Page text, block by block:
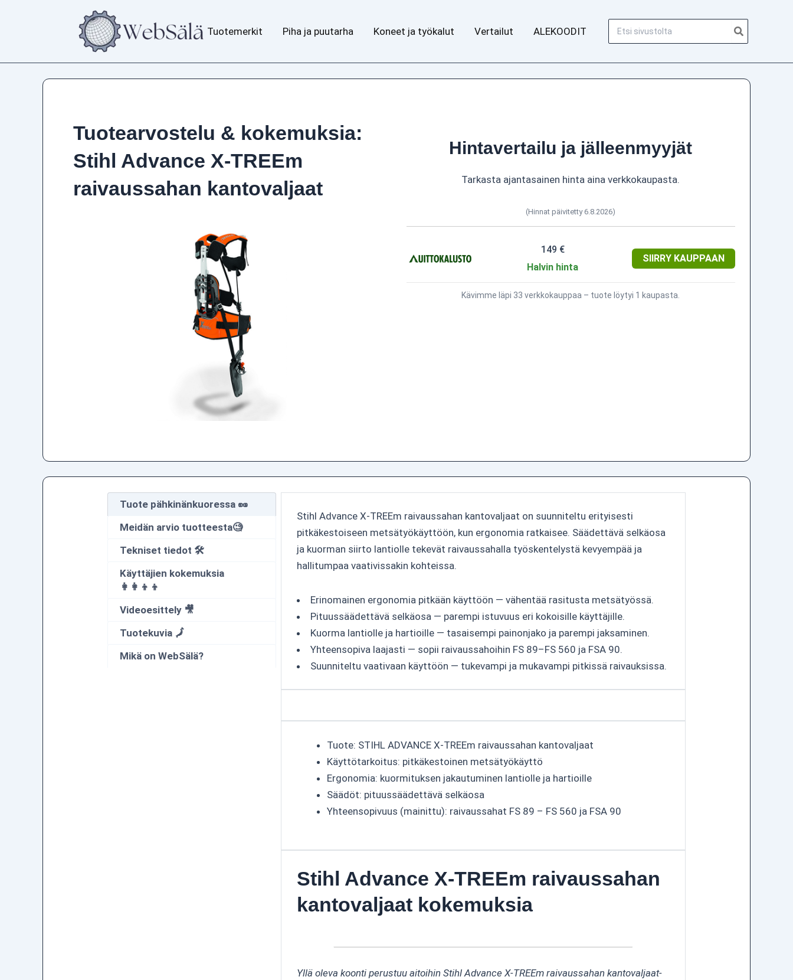
Tuotemerkit Piha ja puutarha Koneet ja työkalut Vertailut ALEKOODIT
Tuotearvostelu & kokemuksia:
Stihl Advance X-TREEm
raivaussahan kantovaljaat
Hintavertailu ja jälleenmyyjät
Tarkasta ajantasainen hinta aina verkkokaupasta.
(Hinnat päivitetty 6.8.2026)
149 €
Halvin hinta
SIIRRY KAUPPAAN
Kävimme läpi 33 verkkokauppaa – tuote löytyi 1 kaupasta.
Tuote pähkinänkuoressa 🥜
Meidän arvio tuotteesta🧐
Tekniset tiedot 🛠
Käyttäjien kokemuksia
👩‍👩‍👦‍👦
Videoesittely 🎥
Tuotekuvia 🗾
Mikä on WebSälä?
Stihl Advance X-TREEm raivaussahan kantovaljaat on suunniteltu erityisesti
pitkäkestoiseen metsätyökäyttöön, kun ergonomia ratkaisee. Säädettävä selkäosa
ja kuorman siirto lantiolle tekevät raivaussahalla työskentelystä kevyempää ja
hallitumpaa vaativissakin kohteissa.
Erinomainen ergonomia pitkään käyttöön — vähentää rasitusta metsätyössä.
Pituussäädettävä selkäosa — parempi istuvuus eri kokoisille käyttäjille.
Kuorma lantiolle ja hartioille — tasaisempi painonjako ja parempi jaksaminen.
Yhteensopiva laajasti — sopii raivaussahoihin FS 89–FS 560 ja FSA 90.
Suunniteltu vaativaan käyttöön — tukevampi ja mukavampi pitkissä raivauksissa.
Tuote: STIHL ADVANCE X-TREEm raivaussahan kantovaljaat
Käyttötarkoitus: pitkäkestoinen metsätyökäyttö
Ergonomia: kuormituksen jakautuminen lantiolle ja hartioille
Säädöt: pituussäädettävä selkäosa
Yhteensopivuus (mainittu): raivaussahat FS 89 – FS 560 ja FSA 90
Stihl Advance X-TREEm raivaussahan
kantovaljaat kokemuksia
Yllä oleva koonti perustuu aitoihin Stihl Advance X-TREEm raivaussahan kantovaljaat-